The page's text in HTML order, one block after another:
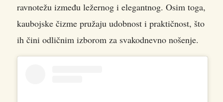
ravnotežu između ležernog i elegantnog. Osim toga,
kaubojske čizme pružaju udobnost i praktičnost, što
ih čini odličnim izborom za svakodnevno nošenje.